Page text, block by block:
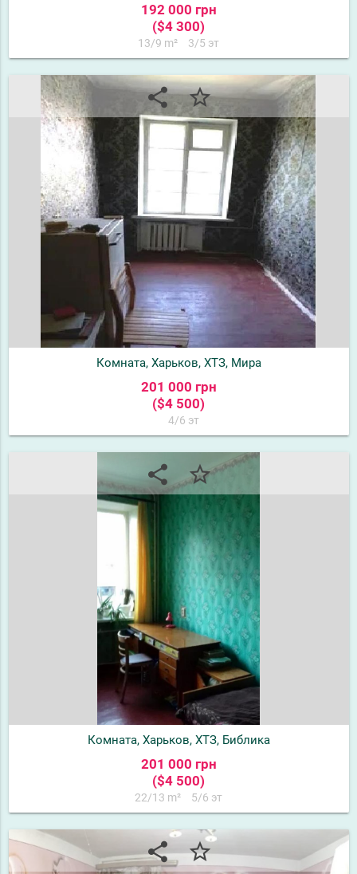
192 000 грн
($4 300)
13/9 m² 3/5 эт
share star_border
Комната, Харьков, ХТЗ, Мира
201 000 грн
($4 500)
4/6 эт
share star_border
Комната, Харьков, ХТЗ, Библика
201 000 грн
($4 500)
22/13 m² 5/6 эт
share star_border